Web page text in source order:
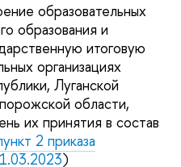
образовательных
образования и
итоговую
организациях
Луганской
области,
их принятия в состав
2 приказа
)